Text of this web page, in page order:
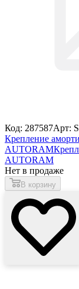
Код: 287587Арт:
Крепление
AUTORAM
AUTORAM
Нет в продаже
В корзину